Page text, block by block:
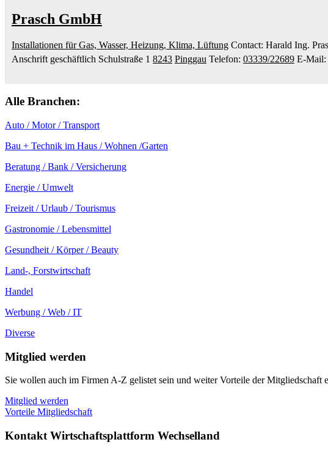
Prasch GmbH
Installationen für Gas, Wasser, Heizung, Klima, Lüftung Contact: Harald Ing.
Anschrift geschäftlich Schulstraße 1 8243 Pinggau Telefon: 03339/22689 E-Mail:
Alle Branchen:
Auto / Motor / Transport
Bau + Technik im Haus / Wohnen /Garten
Beratung / Bank / Versicherung
Energie / Umwelt
Freizeit / Urlaub / Tourismus
Gastronomie / Lebensmittel
Gesundheit / Körper / Beauty
Land-, Forstwirtschaft
Handel
Werbung / Web / IT
Diverse
Mitglied werden
Sie wollen auch im Firmen A-Z gelistet sein und weiter Vorteile der Mitgliedschaft
Mitglied werden
Vorteile Mitgliedschaft
Kontakt Wirtschaftsplattform Wechselland